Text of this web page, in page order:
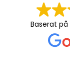
Baserat på